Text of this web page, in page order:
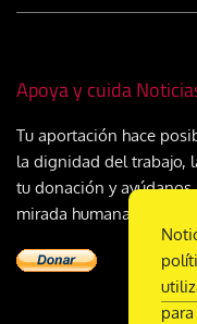
Apoya y cuida
Tu aportación hace
la dignidad del trabajo,
tu donación y ayúdanos
mirada humana y